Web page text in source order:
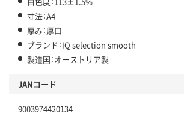
寸法：A4
厚み：厚口
ブランド：IQ selection smooth
製造国：オーストリア製
JANコード
9003974420134